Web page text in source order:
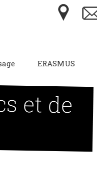
ERASMUS
et de